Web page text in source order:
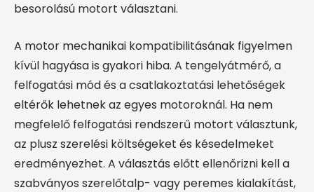
besorolású motort választani.
A motor mechanikai kompatibilitásának figyelmen
kívül hagyása is gyakori hiba. A tengelyátmérő, a
felfogatási mód és a csatlakoztatási lehetőségek
eltérők lehetnek az egyes motoroknál. Ha nem
megfelelő felfogatási rendszerű motort választunk,
az plusz szerelési költségeket és késedelmeket
eredményezhet. A választás előtt ellenőrizni kell a
szabványos szerelőtalp- vagy peremes kialakítást,